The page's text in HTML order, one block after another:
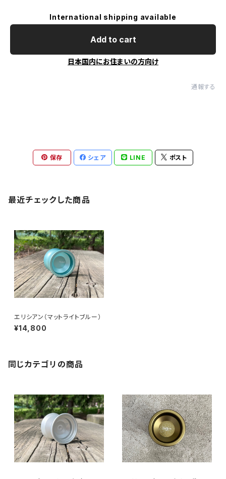
International shipping available
Add to cart
日本国内にお住まいの方向け
通報する
保存 シェア LINE ポスト
最近チェックした商品
エリシアン（マットライトブルー）
¥14,800
同じカテゴリの商品